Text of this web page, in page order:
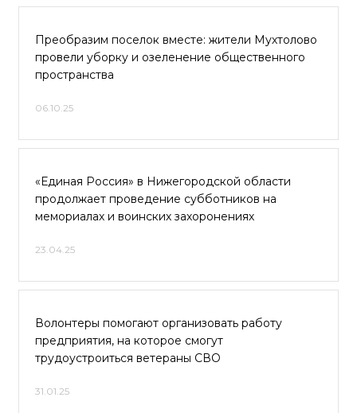
Преобразим поселок вместе: жители Мухтолово
провели уборку и озеленение общественного
пространства
06.10.25
«Единая Россия» в Нижегородской области
продолжает проведение субботников на
мемориалах и воинских захоронениях
23.04.25
Волонтеры помогают организовать работу
предприятия, на которое смогут
трудоустроиться ветераны СВО
31.01.25